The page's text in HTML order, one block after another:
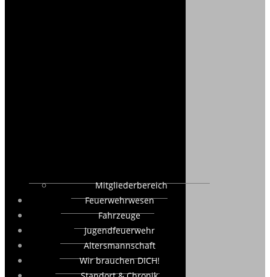
Mitgliederbereich
Feuerwehrwesen
Fahrzeuge
Jugendfeuerwehr
Altersmannschaft
Wir brauchen DICH!